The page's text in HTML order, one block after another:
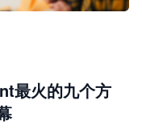
最火的九个方